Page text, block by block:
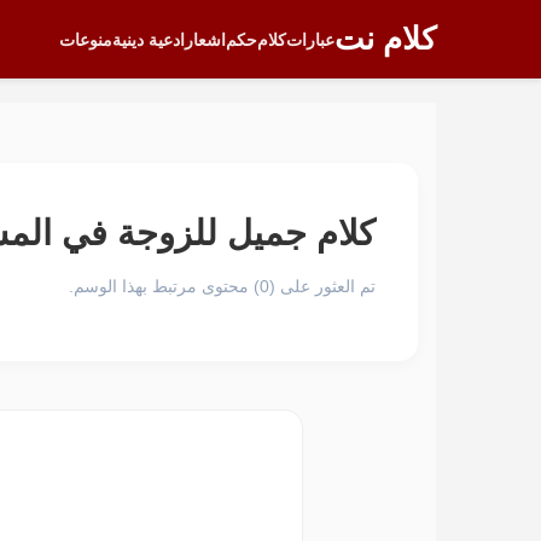
كلام نتعباراتكلامحكم اشعار ادعية دينيةمنوعات
كلام جميل للزوجة في
تم العثور على (0) محتوى مرتبط بهذا الوسم.